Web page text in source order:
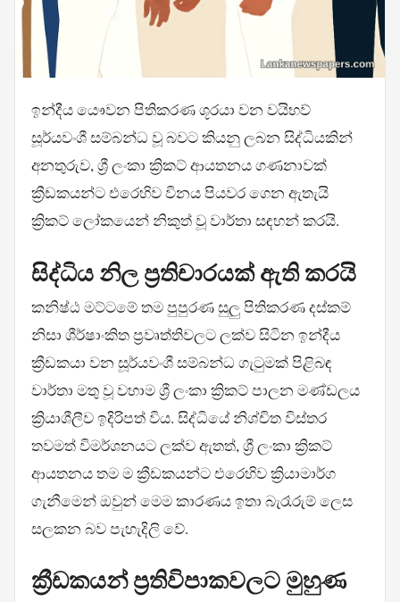
ඉන්දීය යෞවන පිතිකරණ ශූරයා වන වයිභව්
සූර්යවංශී සම්බන්ධ වූ බවට කියනු ලබන සිද්ධියකින්
අනතුරුව, ශ්‍රී ලංකා ක්‍රිකට් ආයතනය ගණනාවක්
ක්‍රීඩකයන්ට එරෙහිව විනය පියවර ගෙන ඇතැයි
ක්‍රිකට් ලෝකයෙන් නිකුත් වූ වාර්තා සඳහන් කරයි.
සිද්ධිය නිල ප්‍රතිචාරයක් ඇති කරයි
කනිෂ්ඨ මට්ටමේ තම පුපුරණ සුලු පිතිකරණ දස්කම්
නිසා ශීර්ෂාංකිත ප්‍රවෘත්තිවලට ලක්ව සිටින ඉන්දීය
ක්‍රීඩකයා වන සූර්යවංශී සම්බන්ධ ගැටුමක් පිළිබඳ
වාර්තා මතු වූ වහාම ශ්‍රී ලංකා ක්‍රිකට් පාලන මණ්ඩලය
ක්‍රියාශීලීව ඉදිරිපත් විය. සිද්ධියේ නිශ්චිත විස්තර
තවමත් විමර්ශනයට ලක්ව ඇතත්, ශ්‍රී ලංකා ක්‍රිකට්
ආයතනය තම ම ක්‍රීඩකයන්ට එරෙහිව ක්‍රියාමාර්ග
ගැනීමෙන් ඔවුන් මෙම කාරණය ඉතා බැරෑරුම් ලෙස
සලකන බව පැහැදිලි වේ.
ක්‍රීඩකයන් ප්‍රතිවිපාකවලට මුහුණ